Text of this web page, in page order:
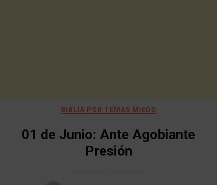
BIBLIA POR TEMAS MIEDO
01 de Junio: Ante Agobiante
Presión